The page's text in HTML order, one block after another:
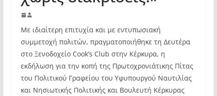
Με ιδιαίτερη επιτυχία και με εντυπωσιακή
συμμετοχή πολιτών, πραγματοποιήθηκε τη Δευτέρα
στο Ξενοδοχείο Cook’s Club στην Κέρκυρα, η
εκδήλωση για την κοπή της Πρωτοχρονιάτικης Πίτας
του Πολιτικού Γραφείου του Υφυπουργού Ναυτιλίας
και Νησιωτικής Πολιτικής και Βουλευτή Κέρκυρας